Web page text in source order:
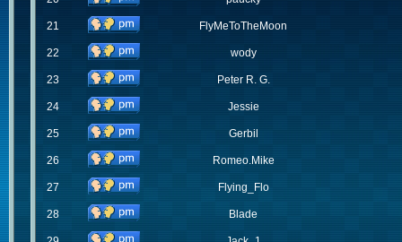
21 FlyMeToTheMoon
22 wody
23 Peter R. G.
24 Jessie
25 Gerbil
26 Romeo.Mike
27 Flying_Flo
28 Blade